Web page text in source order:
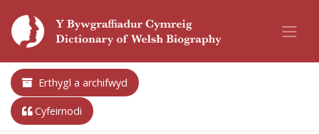
Erthygl a archifwyd
Cyfeirnodi